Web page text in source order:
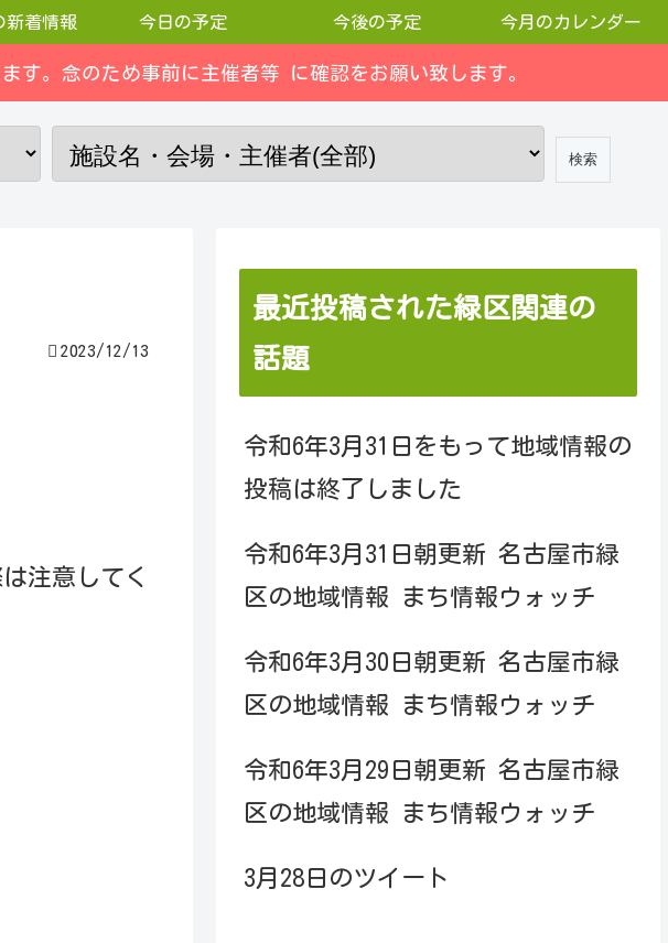
新着情報 今日の予定 今後の予定 今月のカレンダー
す。念のため事前に主催者等 に確認をお願い致します。
2023/12/13
注意してく
最近投稿された緑区関連の
話題
令和6年3月31日をもって地域情報の
投稿は終了しました
令和6年3月31日朝更新 名古屋市緑
区の地域情報 まち情報ウォッチ
令和6年3月30日朝更新 名古屋市緑
区の地域情報 まち情報ウォッチ
令和6年3月29日朝更新 名古屋市緑
区の地域情報 まち情報ウォッチ
3月28日のツイート